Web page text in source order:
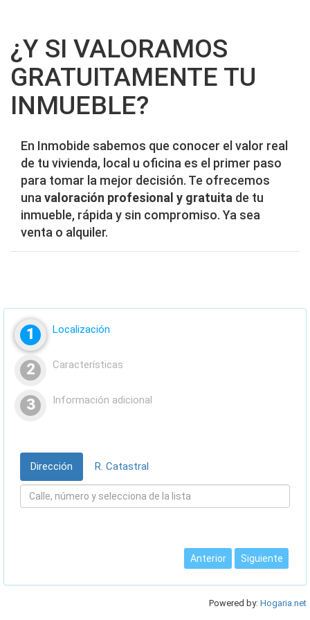
¿Y SI VALORAMOS
GRATUITAMENTE TU
INMUEBLE?
En Inmobide sabemos que conocer el valor real
de tu vivienda, local u oficina es el primer paso
para tomar la mejor decisión. Te ofrecemos
una valoración profesional y gratuita de tu
inmueble, rápida y sin compromiso. Ya sea
venta o alquiler.
1 Localización
2 Características
3 Información adicional
Dirección R. Catastral
Anterior Siguiente
Powered by: Hogaria.net